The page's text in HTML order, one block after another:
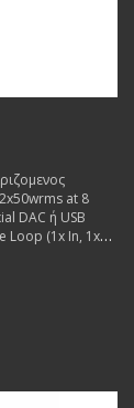
at 8
ή USB
Loop (1x In, 1x
1x pair